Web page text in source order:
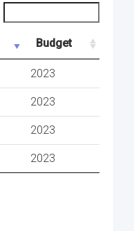
Budget
2023
2023
2023
2023